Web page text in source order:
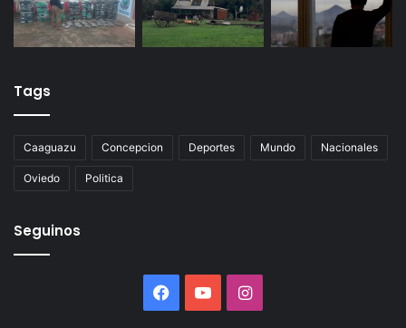
Tags
Caaguazu Concepcion Deportes Mundo Nacionales
Oviedo Politica
Seguinos
FacebookYouTubeInstagram